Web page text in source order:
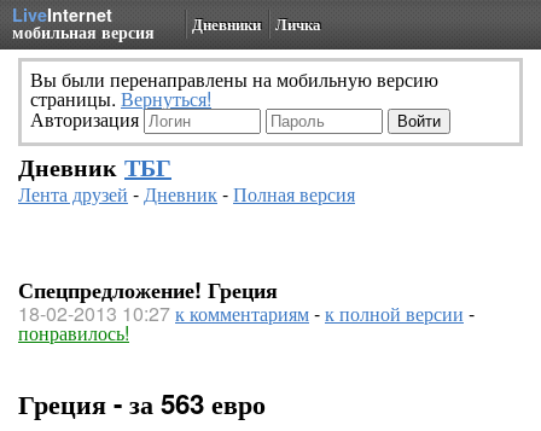
LiveInternet
мобильная версия Дневники Личка
Вы были перенаправлены на мобильную версию
страницы. Вернуться!
Авторизация
Дневник ТБГ
Лента друзей -Дневник-Полная версия
Спецпредложение! Греция
18-02-2013 10:27к комментариям-к полной версии -
понравилось!
Греция - за 563 евро